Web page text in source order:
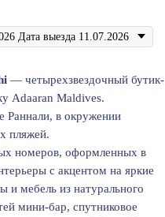
— четырехзвездочный бутик-
Adaaran Maldives.
Раннали, в окружении
пляжей.
номеров, оформленных в
с акцентом на яркие
и мебель из натурального
мини-бар, спутниковое